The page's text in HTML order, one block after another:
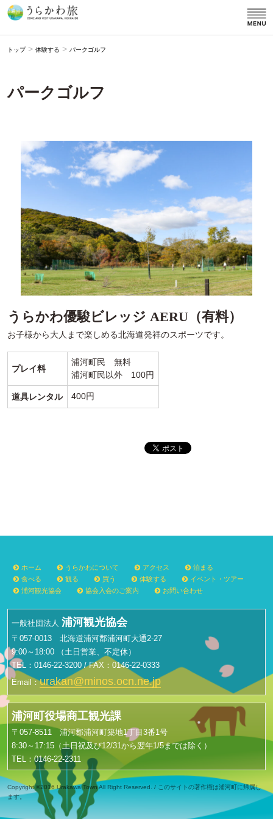
トップ> 体験する > パークゴルフ
パークゴルフ
うらかわ優駿ビレッジ AERU（有料）
お子様から大人まで楽しめる北海道発祥のスポーツです。
プレイ料
浦河町民 無料
浦河町民以外 100円
道具レンタル 400円
ホーム うらかわについて アクセス
泊まる
食べる
観る 買う 体験する
イベント・ツアー
浦河観光協会
協会入会のご案内 お問い合わせ
一般社団法人 浦河観光協会
〒057-0013 北海道浦河郡浦河町大通2-27
9:00～18:00 （土日営業、不定休）
TEL：0146-22-3200 / FAX：0146-22-0333
Email：urakan@minos.ocn.ne.jp
浦河町役場商工観光課
〒057-8511 浦河郡浦河町築地1丁目3番1号
8:30～17:15（土日祝及び12/31から翌年1/5までは除く）
TEL：0146-22-2311
Copyright ©2016 Urakawa Town All Right Reserved. / このサイトの著作権は浦河町に帰属し
ます。